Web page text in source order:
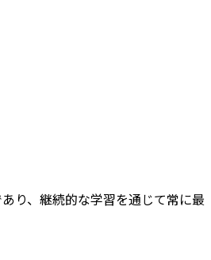
り、継続的な学習を通じて常に最